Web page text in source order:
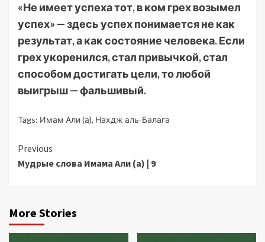
«Не имеет успеха тот, в ком грех возымел
успех» — здесь успех понимается не как
результат, а как состояние человека. Если
грех укоренился, стал привычкой, стал
способом достигать цели, то любой
выигрыш — фальшивый.
Tags: Имам Али (а), Нахдж аль-Балага
Continue
Reading
Previous
Мудрые слова Имама Али (а) | 9
More Stories